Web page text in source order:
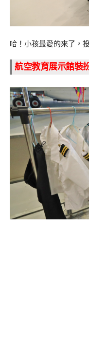
哈！小孩最愛的來了，
航空教育展示館裝